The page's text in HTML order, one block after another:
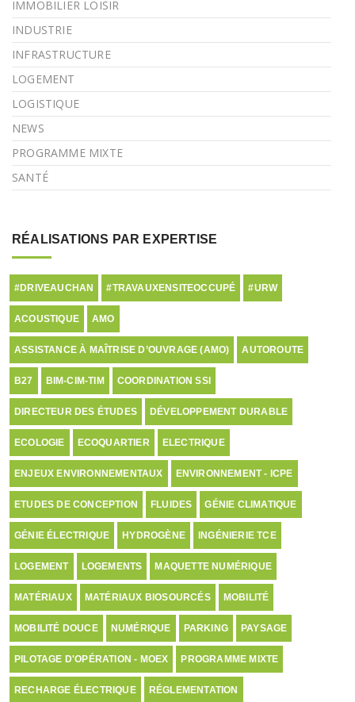
IMMOBILIER LOISIR
INDUSTRIE
INFRASTRUCTURE
LOGEMENT
LOGISTIQUE
NEWS
PROGRAMME MIXTE
SANTÉ
RÉALISATIONS PAR EXPERTISE
#DRIVEAUCHAN #TRAVAUXENSITEOCCUPÉ #URW
ACOUSTIQUE AMO
ASSISTANCE À MAÎTRISE D’OUVRAGE (AMO) AUTOROUTE
B27 BIM-CIM-TIM COORDINATION SSI
DIRECTEUR DES ÉTUDES DÉVELOPPEMENT DURABLE
ECOLOGIE ECOQUARTIER ELECTRIQUE
ENJEUX ENVIRONNEMENTAUX ENVIRONNEMENT - ICPE
ETUDES DE CONCEPTION FLUIDES GÉNIE CLIMATIQUE
GÉNIE ÉLECTRIQUE HYDROGÈNE INGÉNIERIE TCE
LOGEMENT LOGEMENTS MAQUETTE NUMÉRIQUE
MATÉRIAUX MATÉRIAUX BIOSOURCÉS MOBILITÉ
MOBILITÉ DOUCE NUMÉRIQUE PARKING PAYSAGE
PILOTAGE D'OPÉRATION - MOEX PROGRAMME MIXTE
RECHARGE ÉLECTRIQUE RÉGLEMENTATION